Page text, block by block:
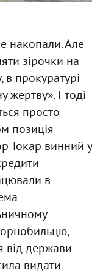
накопали. Але
зірочки на
прокуратурі
жертву». І тоді
просто
позиція
Токар винний у
в
від держави
видати